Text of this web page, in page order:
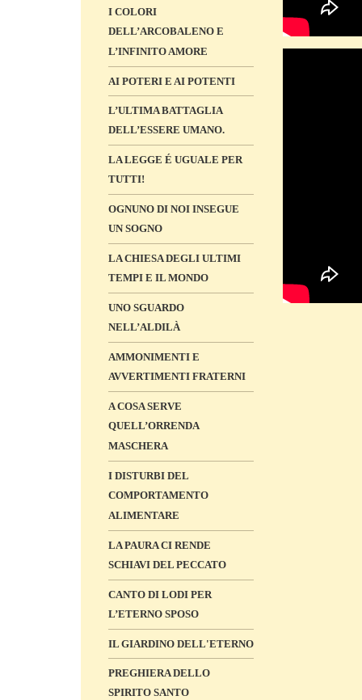
I COLORI
DELL’ARCOBALENO E
L’INFINITO AMORE
AI POTERI E AI POTENTI
L’ULTIMA BATTAGLIA
DELL’ESSERE UMANO.
LA LEGGE É UGUALE PER
TUTTI!
OGNUNO DI NOI INSEGUE
UN SOGNO
LA CHIESA DEGLI ULTIMI
TEMPI E IL MONDO
UNO SGUARDO
NELL’ALDILÀ
AMMONIMENTI E
AVVERTIMENTI FRATERNI
A COSA SERVE
QUELL’ORRENDA
MASCHERA
I DISTURBI DEL
COMPORTAMENTO
ALIMENTARE
LA PAURA CI RENDE
SCHIAVI DEL PECCATO
CANTO DI LODI PER
L’ETERNO SPOSO
IL GIARDINO DELL'ETERNO
PREGHIERA DELLO
SPIRITO SANTO